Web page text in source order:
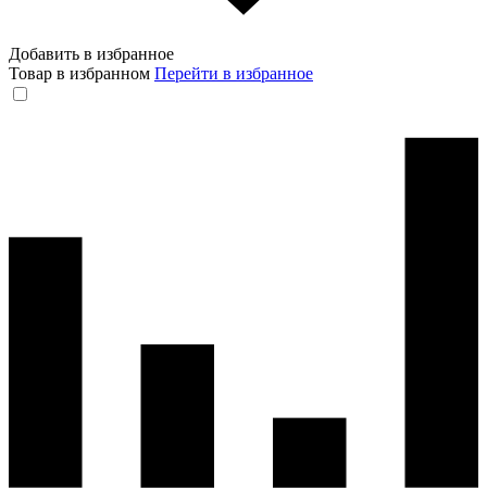
Добавить в избранное
Товар в избранном Перейти в избранное